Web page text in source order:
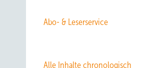
Abo- & Leserservice
Alle Inhalte chronologisch